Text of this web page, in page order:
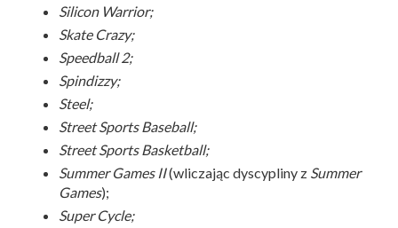
Silicon Warrior;
Skate Crazy;
Speedball 2;
Spindizzy;
Steel;
Street Sports Baseball;
Street Sports Basketball;
Summer Games II(wliczając dyscypliny z Summer
Games);
Super Cycle;